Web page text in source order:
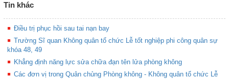
Tin khác
Điều trị phục hồi sau tai nạn bay
Trường Sĩ quan Không quân tổ chức Lễ tốt nghiệp phi công quân sự
khóa 48, 49
Khẳng định năng lực sửa chữa đạn tên lửa phòng không
Các đơn vị trong Quân chủng Phòng không - Không quân tổ chức Lễ